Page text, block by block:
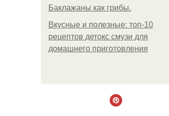
Баклажаны как грибы.
Вкусные и полезные: топ-10
рецептов детокс смузи для
домашнего приготовления